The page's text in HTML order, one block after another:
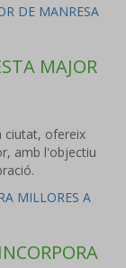
MAJOR
ciutat, ofereix
amb l'objectiu